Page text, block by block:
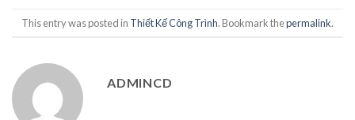
This entry was posted in Thiết Kế Công Trình. Bookmark thepermalink.
ADMINCD